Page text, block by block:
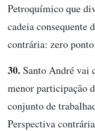
Petroquímico que
cadeia consequente
contrária: zero
30. Santo André vai
menor participação
conjunto de
Perspectiva